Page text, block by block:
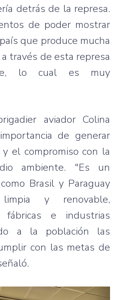
detrás de la represa.
de poder mostrar
que produce mucha
través de esta represa
lo cual es muy
aviador Colina
de generar
el compromiso con la
ambiente. "Es un
Brasil y Paraguay
y renovable,
e industrias
a la población las
con las metas de